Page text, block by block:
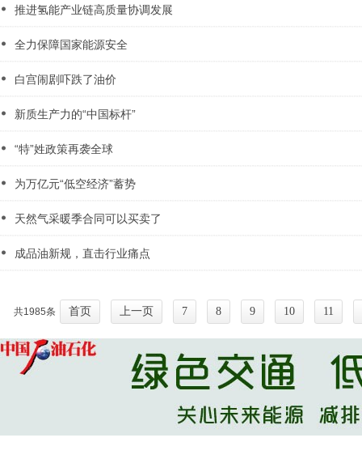
推进氢能产业链高质量协调发展
全力保障国家能源安全
白宫闹剧吓跌了油价
新质生产力的“中国标杆”
“特”姓政策再袭全球
为万亿元“低空经济”蓄势
天然气采暖季合同可以买卖了
成品油新规，直击行业痛点
共1985条 首页 上一页 7 8 9 10 11